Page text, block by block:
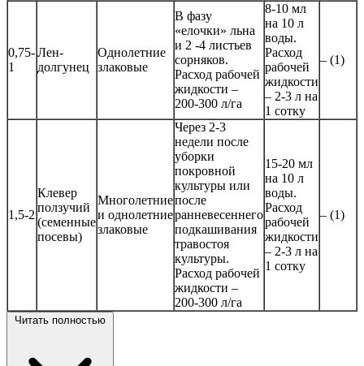
0,75-
1
Лен-
долгунец
Однолетние
злаковые
В фазу
«елочки» льна
и 2 -4 листьев
сорняков.
Расход рабочей
жидкости –
200-300 л/га
8-10 мл
на 10 л
воды.
Расход
рабочей
жидкости
– 2-3 л на
1 сотку
– (1)
1,5-2
Клевер
ползучий
(семенные
посевы)
Многолетние
и однолетние
злаковые
Через 2-3
недели после
уборки
покровной
культуры или
после
ранневесеннего
подкашивания
травостоя
культуры.
Расход рабочей
жидкости –
200-300 л/га
15-20 мл
на 10 л
воды.
Расход
рабочей
жидкости
– 2-3 л на
1 сотку
– (1)
Читать полностью